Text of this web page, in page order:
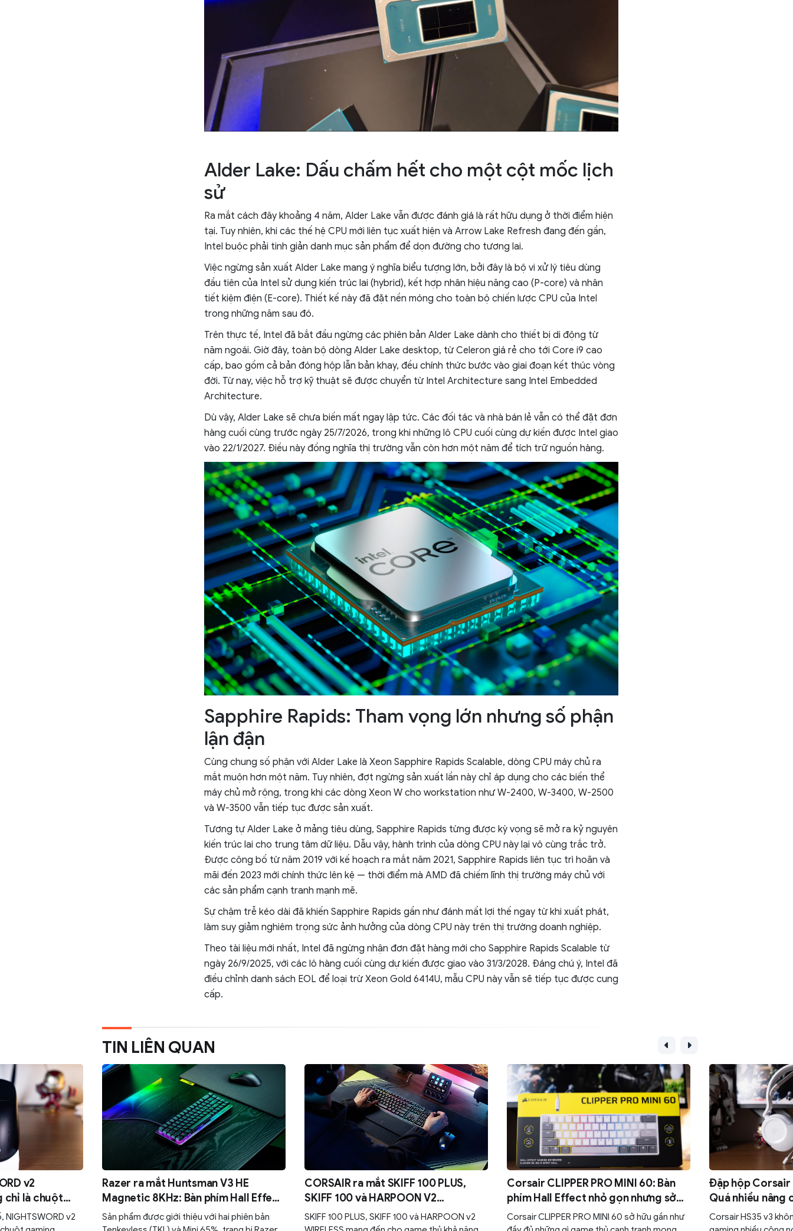
Alder Lake: Dấu chấm hết cho một cột mốc lịch
sử
Ra mắt cách đây khoảng 4 năm, Alder Lake vẫn được đánh giá là rất hữu dụng ở thời điểm hiện
tại. Tuy nhiên, khi các thế hệ CPU mới liên tục xuất hiện và Arrow Lake Refresh đang đến gần,
Intel buộc phải tinh giản danh mục sản phẩm để dọn đường cho tương lai.
Việc ngừng sản xuất Alder Lake mang ý nghĩa biểu tượng lớn, bởi đây là bộ vi xử lý tiêu dùng
đầu tiên của Intel sử dụng kiến trúc lai (hybrid), kết hợp nhân hiệu năng cao (P-core) và nhân
tiết kiệm điện (E-core). Thiết kế này đã đặt nền móng cho toàn bộ chiến lược CPU của Intel
trong những năm sau đó.
Trên thực tế, Intel đã bắt đầu ngừng các phiên bản Alder Lake dành cho thiết bị di động từ
năm ngoái. Giờ đây, toàn bộ dòng Alder Lake desktop, từ Celeron giá rẻ cho tới Core i9 cao
cấp, bao gồm cả bản đóng hộp lẫn bản khay, đều chính thức bước vào giai đoạn kết thúc vòng
đời. Từ nay, việc hỗ trợ kỹ thuật sẽ được chuyển từ Intel Architecture sang Intel Embedded
Architecture.
Dù vậy, Alder Lake sẽ chưa biến mất ngay lập tức. Các đối tác và nhà bán lẻ vẫn có thể đặt đơn
hàng cuối cùng trước ngày 25/7/2026, trong khi những lô CPU cuối cùng dự kiến được Intel giao
vào 22/1/2027. Điều này đồng nghĩa thị trường vẫn còn hơn một năm để tích trữ nguồn hàng.
Sapphire Rapids: Tham vọng lớn nhưng số phận
lận đận
Cùng chung số phận với Alder Lake là Xeon Sapphire Rapids Scalable, dòng CPU máy chủ ra
mắt muộn hơn một năm. Tuy nhiên, đợt ngừng sản xuất lần này chỉ áp dụng cho các biến thể
máy chủ mở rộng, trong khi các dòng Xeon W cho workstation như W-2400, W-3400, W-2500
và W-3500 vẫn tiếp tục được sản xuất.
Tương tự Alder Lake ở mảng tiêu dùng, Sapphire Rapids từng được kỳ vọng sẽ mở ra kỷ nguyên
kiến trúc lai cho trung tâm dữ liệu. Dẫu vậy, hành trình của dòng CPU này lại vô cùng trắc trở.
Được công bố từ năm 2019 với kế hoạch ra mắt năm 2021, Sapphire Rapids liên tục trì hoãn và
mãi đến 2023 mới chính thức lên kệ — thời điểm mà AMD đã chiếm lĩnh thị trường máy chủ với
các sản phẩm cạnh tranh mạnh mẽ.
Sự chậm trễ kéo dài đã khiến Sapphire Rapids gần như đánh mất lợi thế ngay từ khi xuất phát,
làm suy giảm nghiêm trọng sức ảnh hưởng của dòng CPU này trên thị trường doanh nghiệp.
Theo tài liệu mới nhất, Intel đã ngừng nhận đơn đặt hàng mới cho Sapphire Rapids Scalable từ
ngày 26/9/2025, với các lô hàng cuối cùng dự kiến được giao vào 31/3/2028. Đáng chú ý, Intel đã
điều chỉnh danh sách EOL để loại trừ Xeon Gold 6414U, mẫu CPU này vẫn sẽ tiếp tục được cung
cấp.
TIN LIÊN QUAN
v2
chỉ là chuột
Deck thu
NIGHTSWORD v2
Razer ra mắt Huntsman V3 HE
Magnetic 8KHz: Bàn phím Hall Effect
dành cho game thủ esports
Sản phẩm được giới thiệu với hai phiên bản
CORSAIR ra mắt SKIFF 100 PLUS,
SKIFF 100 và HARPOON V2
WIRELESS: Bộ gear đa năng cho cả
chơi game lẫn làm việc
SKIFF 100 PLUS, SKIFF 100 và HARPOON v2
Corsair CLIPPER PRO MINI 60: Bàn
phím Hall Effect nhỏ gọn nhưng sở
hữu sức mạnh
Corsair CLIPPER PRO MINI 60 sở hữu gần như
Đập hộp Corsair
Quá nhiều nâng
một chiếc tai
Corsair HS35 v3